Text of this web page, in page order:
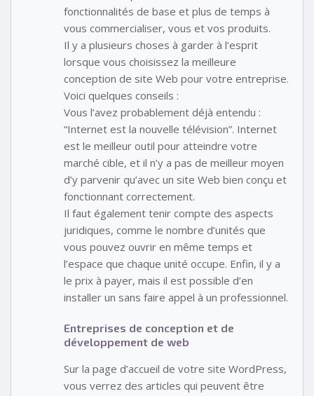
fonctionnalités de base et plus de temps à
vous commercialiser, vous et vos produits.
Il y a plusieurs choses à garder à l’esprit
lorsque vous choisissez la meilleure
conception de site Web pour votre entreprise.
Voici quelques conseils :
Vous l’avez probablement déjà entendu :
“Internet est la nouvelle télévision”. Internet
est le meilleur outil pour atteindre votre
marché cible, et il n’y a pas de meilleur moyen
d’y parvenir qu’avec un site Web bien conçu et
fonctionnant correctement.
Il faut également tenir compte des aspects
juridiques, comme le nombre d’unités que
vous pouvez ouvrir en même temps et
l’espace que chaque unité occupe. Enfin, il y a
le prix à payer, mais il est possible d’en
installer un sans faire appel à un professionnel.
Entreprises de conception et de
développement de web
Sur la page d’accueil de votre site WordPress,
vous verrez des articles qui peuvent être